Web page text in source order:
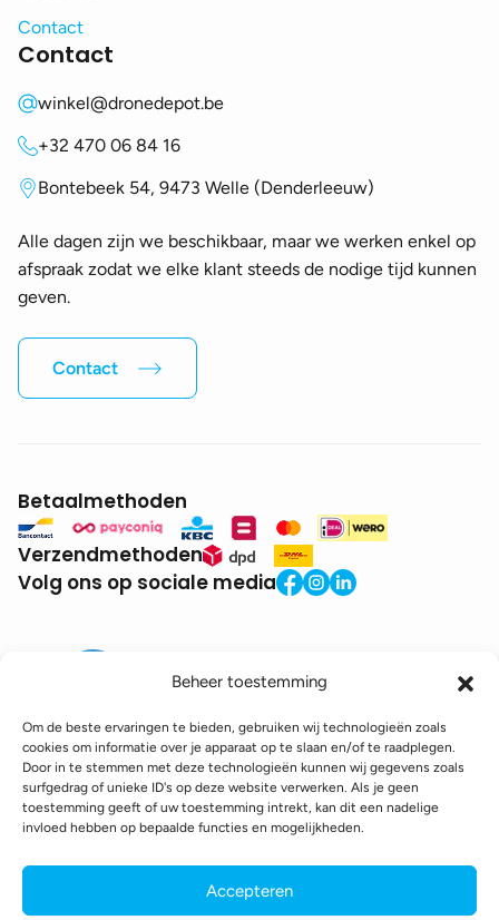
Beheer toestemming
Om de beste ervaringen te bieden, gebruiken wij technologieën zoals
cookies om informatie over je apparaat op te slaan en/of te raadplegen.
Door in te stemmen met deze technologieën kunnen wij gegevens zoals
surfgedrag of unieke ID's op deze website verwerken. Als je geen
toestemming geeft of uw toestemming intrekt, kan dit een nadelige
invloed hebben op bepaalde functies en mogelijkheden.
Accepteren
Contact
Contact
winkel@dronedepot.be
+32 470 06 84 16
Bontebeek 54, 9473 Welle (Denderleeuw)
Alle dagen zijn we beschikbaar, maar we werken enkel op
afspraak zodat we elke klant steeds de nodige tijd kunnen
geven.
Contact
Betaalmethoden
Verzendmethoden
Volg ons op sociale media
BTW: BE0771.941.935
© 2025 DroneDepot. Alle rechten voorbehouden.
Toegankelijkheidsverklaring